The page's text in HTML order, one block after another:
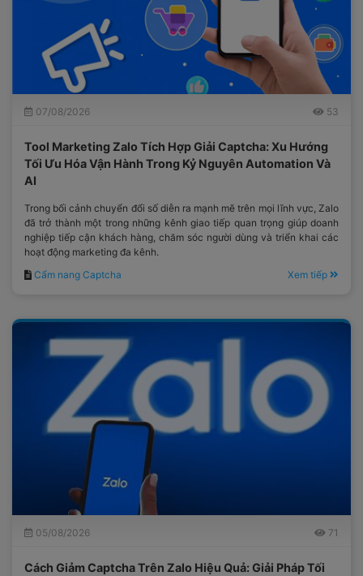
07/08/2026 53
Tool Marketing Zalo Tích Hợp Giải Captcha: Xu Hướng
Tối Ưu Hóa Vận Hành Trong Kỷ Nguyên Automation Và
AI
Trong bối cảnh chuyển đổi số diễn ra mạnh mẽ trên mọi lĩnh vực, Zalo
đã trở thành một trong những kênh giao tiếp quan trọng giúp doanh
nghiệp tiếp cận khách hàng, chăm sóc người dùng và triển khai các
hoạt động marketing đa kênh.
Cẩm nang Captcha
Xem tiếp
05/08/2026 71
Cách Giảm Captcha Trên Zalo Hiệu Quả: Giải Pháp Tối